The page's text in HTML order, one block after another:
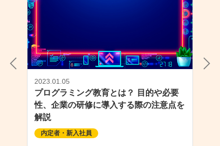
2023.01.05
プログラミング教育とは？ 目的や必要
性、企業の研修に導入する際の注意点を
解説
内定者・新入社員